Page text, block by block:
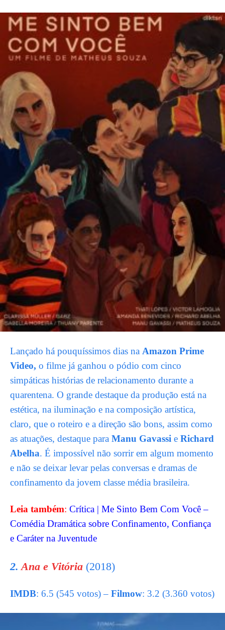
Lançado há pouquíssimos dias na Amazon Prime
Video, o filme já ganhou o pódio com cinco
simpáticas histórias de relacionamento durante a
quarentena. O grande destaque da produção está na
estética, na iluminação e na composição artística,
claro, que o roteiro e a direção são bons, assim como
as atuações, destaque para Manu Gavassi e Richard
Abelha. É impossível não sorrir em algum momento
e não se deixar levar pelas conversas e dramas de
confinamento da jovem classe média brasileira.
Leia também: Crítica | Me Sinto Bem Com Você –
Comédia Dramática sobre Confinamento, Confiança
e Caráter na Juventude
2. Ana e Vitória (2018)
IMDB: 6.5 (545 votos) – Filmow: 3.2 (3.360 votos)